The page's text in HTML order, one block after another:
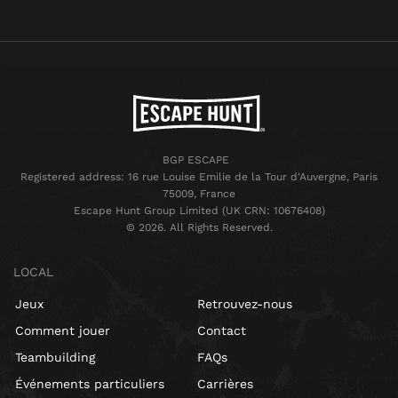
BGP ESCAPE
Registered address: 16 rue Louise Emilie de la Tour d'Auvergne, Paris
75009, France
Escape Hunt Group Limited (UK CRN: 10676408)
©️ 2026. All Rights Reserved.
LOCAL
Jeux
Comment jouer
Teambuilding
Événements particuliers
Retrouvez-nous
Contact
FAQs
Carrières